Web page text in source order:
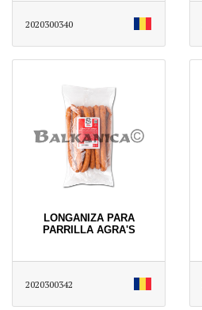
2020300340
LONGANIZA PARA
PARRILLA AGRA'S
2020300342